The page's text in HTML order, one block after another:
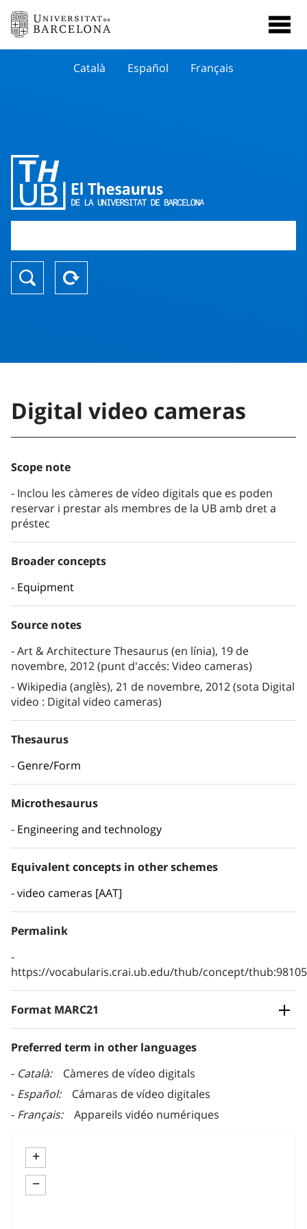
Català Español Français
Digital video cameras
Scope note
Inclou les càmeres de vídeo digitals que es poden
reservar i prestar als membres de la UB amb dret a
préstec
Broader concepts
Equipment
Source notes
Art & Architecture Thesaurus (en línia), 19 de
novembre, 2012 (punt d'accés: Video cameras)
Wikipedia (anglès), 21 de novembre, 2012 (sota Digital
video : Digital video cameras)
Thesaurus
Genre/Form
Microthesaurus
Engineering and technology
Equivalent concepts in other schemes
video cameras [AAT]
Permalink
https://vocabularis.crai.ub.edu/thub/concept/
Format MARC21
Preferred term in other languages
Català
Càmeres de vídeo digitals
Español
Cámaras de vídeo digitales
Français
Appareils vidéo numériques
+
−